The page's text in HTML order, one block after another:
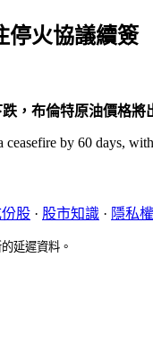
停火協議續簽
，布倫特原油價格將
by 60 days,
份股 · 股市知識 · 隱私
延遲資料。